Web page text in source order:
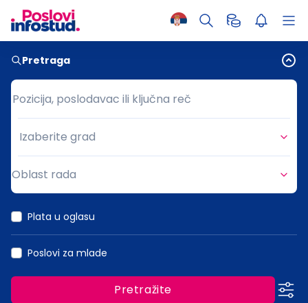
Pretraga
Pozicija, poslodavac ili ključna reč
Pozicija, poslodavac ili ključna reč
Grad
Izaberite grad
Oblast rada
Plata u oglasu
Poslovi za mlade
Pretražite